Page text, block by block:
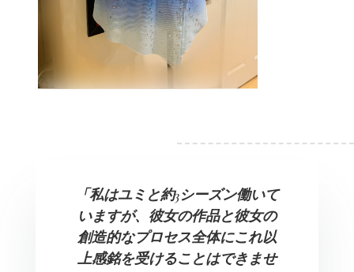
「私はユミと約3シーズン働いて
いますが、彼女の作品と彼女の
創造的なプロセス全体にこれ以
上感銘を受けることはできませ